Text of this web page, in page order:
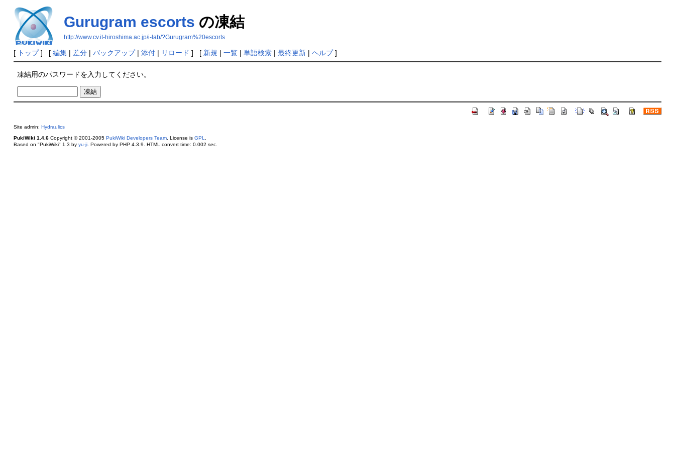
Gurugram escorts の凍結
http://www.cv.it-hiroshima.ac.jp/i-lab/?Gurugram%20escorts
[ トップ] [ 編集| 差分| バックアップ| 添付| リロード ] [ 新規 | 一覧| 単語検索| 最終更新| ヘルプ]
凍結用のパスワードを入力してください。
Site admin: Hydraulics
PukiWiki 1.4.6Copyright © 2001-2005 PukiWiki Developers Team. License is GPL.
Based on "PukiWiki" 1.3 by yu-ji. Powered by PHP 4.3.9. HTML convert time: 0.002 sec.